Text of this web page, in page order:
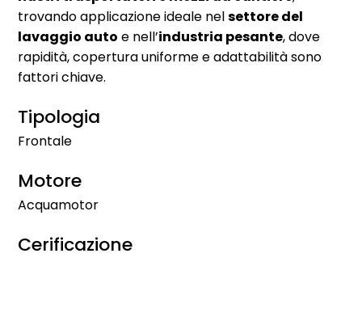
trovando applicazione ideale nelsettore del
lavaggio auto e nell’industria pesante, dove
rapidità, copertura uniforme e adattabilità sono
fattori chiave.
Tipologia
Frontale
Acquamotor
Cerificazione
Motore